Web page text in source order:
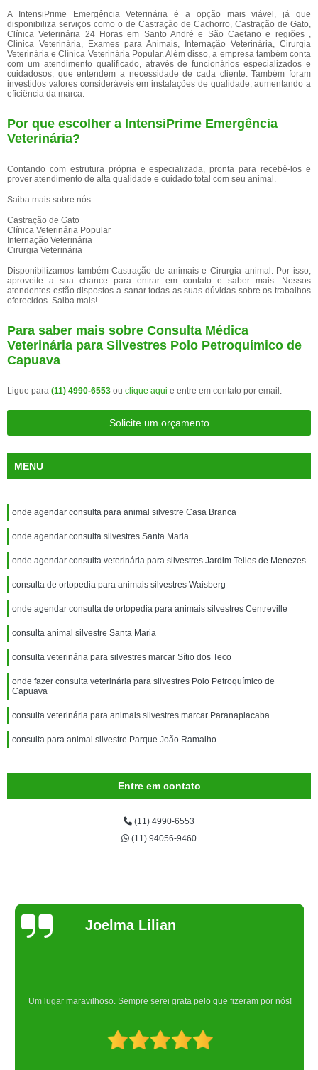
A IntensiPrime Emergência Veterinária é a opção mais viável, já que
disponibiliza serviços como o de Castração de Cachorro, Castração de Gato,
Clínica Veterinária 24 Horas em Santo André e São Caetano e regiões ,
Clínica Veterinária, Exames para Animais, Internação Veterinária, Cirurgia
Veterinária e Clínica Veterinária Popular. Além disso, a empresa também conta
com um atendimento qualificado, através de funcionários especializados e
cuidadosos, que entendem a necessidade de cada cliente. Também foram
investidos valores consideráveis em instalações de qualidade, aumentando a
eficiência da marca.
Por que escolher a IntensiPrime Emergência
Veterinária?
Contando com estrutura própria e especializada, pronta para recebê-los e
prover atendimento de alta qualidade e cuidado total com seu animal.
Saiba mais sobre nós:
Castração de Gato
Clínica Veterinária Popular
Internação Veterinária
Cirurgia Veterinária
Disponibilizamos também Castração de animais e Cirurgia animal. Por isso,
aproveite a sua chance para entrar em contato e saber mais. Nossos
atendentes estão dispostos a sanar todas as suas dúvidas sobre os trabalhos
oferecidos. Saiba mais!
Para saber mais sobre Consulta Médica
Veterinária para Silvestres Polo Petroquímico de
Capuava
Ligue para (11) 4990-6553 ou clique aqui e entre em contato por email.
Solicite um orçamento
MENU
onde agendar consulta para animal silvestre Casa Branca
onde agendar consulta silvestres Santa Maria
onde agendar consulta veterinária para silvestres Jardim Telles de Menezes
consulta de ortopedia para animais silvestres Waisberg
onde agendar consulta de ortopedia para animais silvestres Centreville
consulta animal silvestre Santa Maria
consulta veterinária para silvestres marcar Sítio dos Teco
onde fazer consulta veterinária para silvestres Polo Petroquímico de
Capuava
consulta veterinária para animais silvestres marcar Paranapiacaba
consulta para animal silvestre Parque João Ramalho
Entre em contato
(11) 4990-6553
(11) 94056-9460
Joelma Lilian
Um lugar maravilhoso. Sempre serei grata pelo que fizeram por nós!